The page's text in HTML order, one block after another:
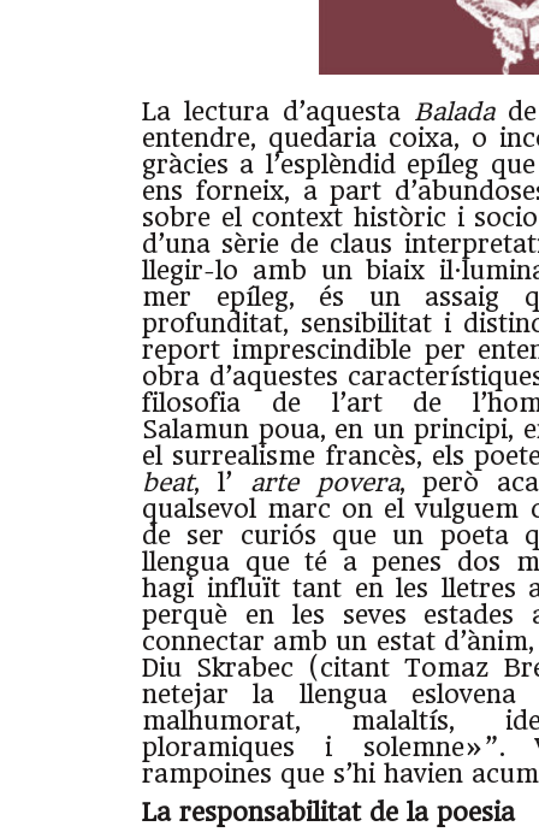
La lectura d’aquesta Baladade
entendre, quedaria coixa, o
gràcies a l’esplèndid epíleg
ens forneix, a part
sobre el context històric i
d’una sèrie de claus
llegir-lo amb un biaix
mer epíleg, és un assaig
profunditat, sensibilitat i
report imprescindible per
obra d’aquestes
filosofia de l’art de
Salamun poua, en un principi,
el surrealisme francès, els
beat, l’ arte povera, però
qualsevol marc on el vulguem
de ser curiós que un poeta
llengua que té a penes dos
hagi influït tant en les lletres
perquè en les seves estades
connectar amb un estat
Diu Skrabec (citant Tomaz
netejar la llengua eslovena
malhumorat, malaltís,
ploramiques i solemne»”.
rampoines que s’hi havien
La responsabilitat de la poesia